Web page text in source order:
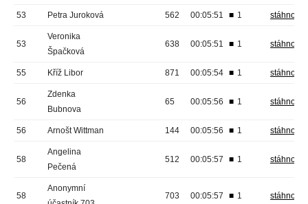
53 Petra Juroková 562 00:05:51 ■ 1 stáhnout
53
Veronika
Špačková
638 00:05:51 ■ 1 stáhnout
55 Kříž Libor 871 00:05:54 ■ 1 stáhnout
56
Zdenka
Bubnova
65 00:05:56 ■ 1 stáhnout
56 Arnošt Wittman 144 00:05:56 ■ 1 stáhnout
58
Angelina
Pečená
512 00:05:57 ■ 1 stáhnout
58
Anonymní
703 00:05:57 ■ 1 stáhnout